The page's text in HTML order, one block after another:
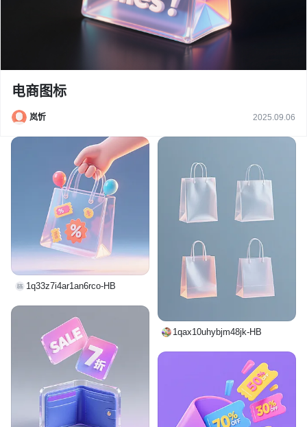
电商图标
岚忻 2025.09.06
1q33z7i4ar1an6rco-HB
1qax10uhybjm48jk-HB